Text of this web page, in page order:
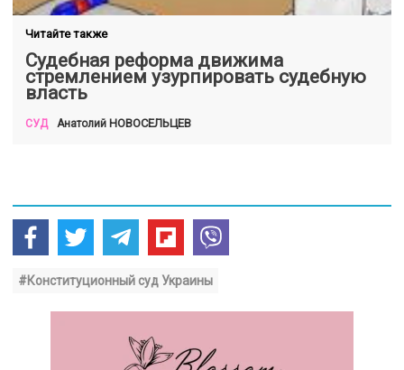
Читайте также
Судебная реформа движима
стремлением узурпировать судебную
власть
СУД Анатолий НОВОСЕЛЬЦЕВ
#Конституционный суд Украины